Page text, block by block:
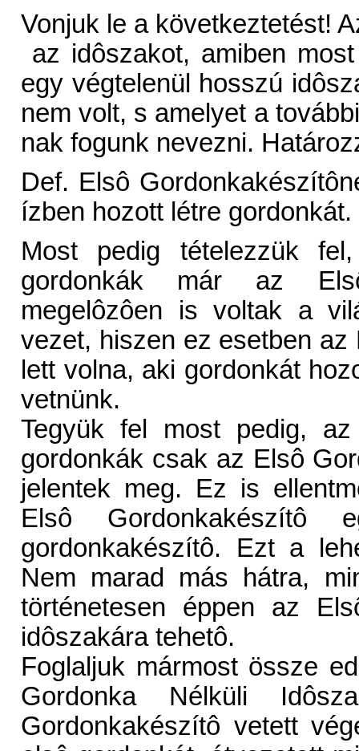
Vonjuk le a következtetést!
az idôszakot, amiben
egy végtelenül hosszú
nem volt, s amelyet a
nak fogunk nevezni.
Def. Elsô
ízben hozott létre gordonkát.
Most pedig tételezzük
gordonkák már az
megelôzôen is voltak a
vezet, hiszen ez esetben
lett volna, aki gordonkát
vetnünk.
Tegyük fel most pedig,
gordonkák csak az Elsô
jelentek meg. Ez is
Elsô Gordonkakészítô
gordonkakészítô. Ezt a
Nem marad más hátra,
történetesen éppen az
idôszakára tehetô.
Foglaljuk mármost össze
Gordonka Nélküli
Gordonkakészítô vetett